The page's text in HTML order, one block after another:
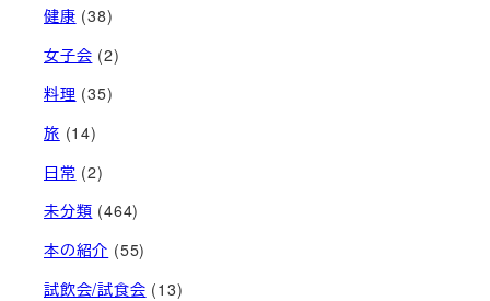
健康 (38)
女子会 (2)
料理 (35)
旅 (14)
日常 (2)
未分類 (464)
本の紹介 (55)
試飲会/試食会 (13)